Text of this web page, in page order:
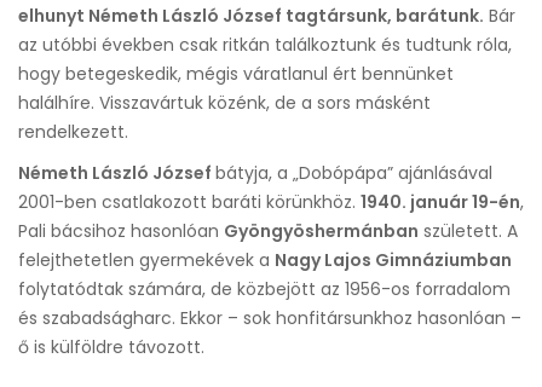
elhunyt Németh László József tagtársunk, barátunk. Bár
az utóbbi években csak ritkán találkoztunk és tudtunk róla,
hogy betegeskedik, mégis váratlanul ért bennünket
halálhíre. Visszavártuk közénk, de a sors másként
rendelkezett.
Németh László József bátyja, a „Dobópápa” ajánlásával
2001-ben csatlakozott baráti körünkhöz. 1940. január 19-én,
Pali bácsihoz hasonlóan Gyöngyöshermánban született. A
felejthetetlen gyermekévek a Nagy Lajos Gimnáziumban
folytatódtak számára, de közbejött az 1956-os forradalom
és szabadságharc. Ekkor – sok honfitársunkhoz hasonlóan –
ő is külföldre távozott.